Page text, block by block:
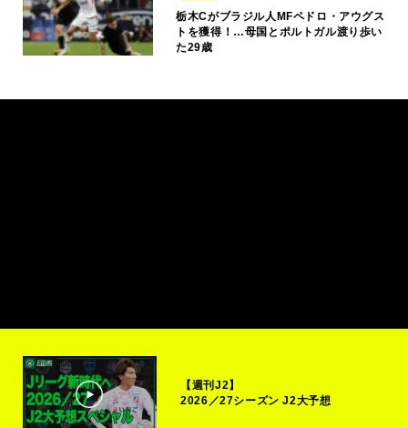
栃木Cがブラジル人MFペドロ・アウグス
トを獲得！…母国とポルトガル渡り歩い
た29歳
【週刊J2】
2026／27シーズン J2大予想